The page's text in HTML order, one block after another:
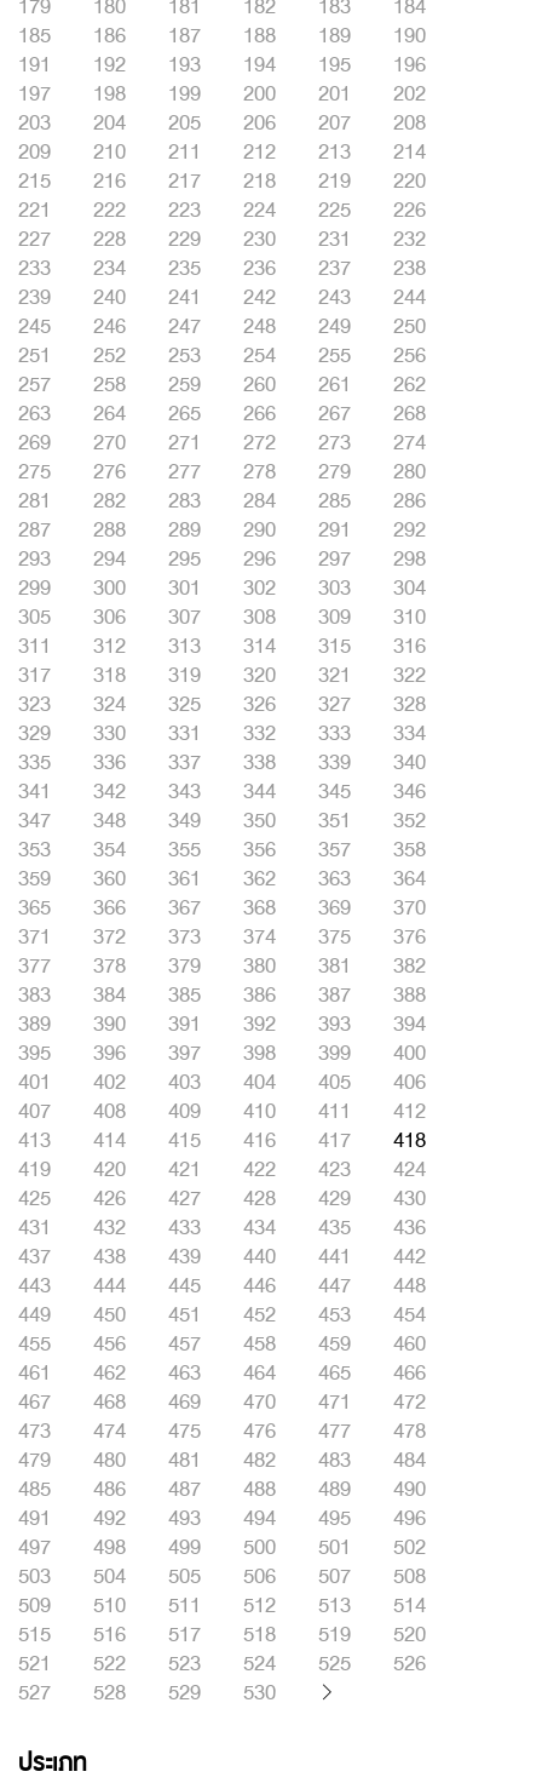
185
186 187 188 189
190
191
192 193 194 195
196
197
198 199 200 201
202
203
204 205 206 207
208
209
210 211 212 213
214
215
216 217 218 219
220
221
222 223 224 225
226
227
228 229 230 231
232
233
234 235 236 237
238
239
240 241 242 243
244
245
246 247 248 249
250
251
252 253 254 255
256
257
258 259 260 261
262
263
264 265 266 267
268
269
270 271 272 273
274
275
276 277 278 279
280
281
282 283 284 285
286
287
288 289 290 291
292
293
294 295 296 297
298
299
300 301 302 303
304
305
306 307 308 309
310
311
312 313 314 315
316
317
318 319 320 321
322
323
324 325 326 327
328
329
330 331 332 333
334
335
336 337 338 339
340
341
342 343 344 345
346
347
348 349 350 351
352
353
354 355 356 357
358
359
360 361 362 363
364
365
366 367 368 369
370
371
372 373 374 375
376
377
378 379 380 381
382
383
384 385 386 387
388
389
390 391 392 393
394
395
396 397 398 399
400
401
402 403 404 405
406
407
408 409 410 411
412
413
414 415 416 417
418
419
420 421 422 423
424
425
426 427 428 429
430
431
432 433 434 435
436
437
438 439 440 441
442
443
444 445 446 447
448
449
450 451 452 453
454
455
456 457 458 459
460
461
462 463 464 465
466
467
468 469 470 471
472
473
474 475 476 477
478
479
480 481 482 483
484
485
486 487 488 489
490
491
492 493 494 495
496
497
498 499 500 501
502
503
504 505 506 507
508
509
510 511 512 513
514
515
516 517 518 519
520
521
522 523 524 525
526
527
528 529 530
ประเภท